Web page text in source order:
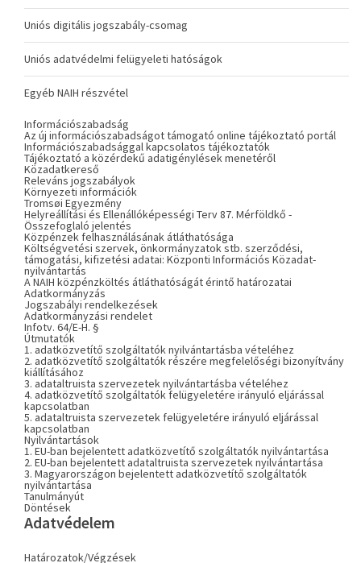
Uniós digitális jogszabály-csomag
Uniós adatvédelmi felügyeleti hatóságok
Egyéb NAIH részvétel
Információszabadság
Az új információszabadságot támogató online tájékoztató portál
Információszabadsággal kapcsolatos tájékoztatók
Tájékoztató a közérdekű adatigénylések menetéről
Közadatkereső
Releváns jogszabályok
Környezeti információk
Tromsøi Egyezmény
Helyreállítási és Ellenállóképességi Terv 87. Mérföldkő -
Összefoglaló jelentés
Közpénzek felhasználásának átláthatósága
Költségvetési szervek, önkormányzatok stb. szerződési,
támogatási, kifizetési adatai: Központi Információs Közadat-
nyilvántartás
A NAIH közpénzköltés átláthatóságát érintő határozatai
Adatkormányzás
Jogszabályi rendelkezések
Adatkormányzási rendelet
Infotv. 64/E-H. §
Útmutatók
1. adatközvetítő szolgáltatók nyilvántartásba vételéhez
2. adatközvetítő szolgáltatók részére megfelelőségi bizonyítvány
kiállításához
3. adataltruista szervezetek nyilvántartásba vételéhez
4. adatközvetítő szolgáltatók felügyeletére irányuló eljárással
kapcsolatban
5. adataltruista szervezetek felügyeletére irányuló eljárással
kapcsolatban
Nyilvántartások
1. EU-ban bejelentett adatközvetítő szolgáltatók nyilvántartása
2. EU-ban bejelentett adataltruista szervezetek nyilvántartása
3. Magyarországon bejelentett adatközvetítő szolgáltatók
nyilvántartása
Tanulmányút
Döntések
Adatvédelem
Határozatok/Végzések